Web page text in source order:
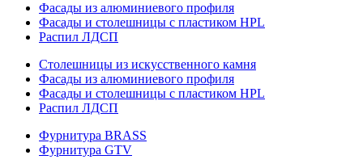
Фасады из алюминиевого профиля
Фасады и столешницы с пластиком HPL
Распил ЛДСП
Столешницы из искусственного камня
Фасады из алюминиевого профиля
Фасады и столешницы с пластиком HPL
Распил ЛДСП
Фурнитура BRASS
Фурнитура GTV